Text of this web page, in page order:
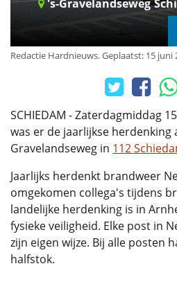
's-Gravelandseweg
Redactie Hardnieuws.Geplaatst: 15 juni
SCHIEDAM - Zaterdagmiddag
was er de jaarlijkse herdenking
Gravelandseweg in 112
Jaarlijks herdenkt brandweer
omgekomen collega's tijdens
landelijke herdenking is in
fysieke veiligheid. Elke post in
zijn eigen wijze. Bij alle posten
halfstok.